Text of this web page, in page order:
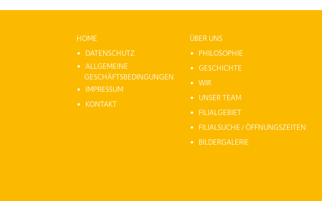
HOME
DATENSCHUTZ
ALLGEMEINE
GESCHÄFTSBEDINGUNGEN
IMPRESSUM
KONTAKT
ÜBER UNS
PHILOSOPHIE
GESCHICHTE
WIR
UNSER TEAM
FILIALGEBIET
FILIALSUCHE / ÖFFNUNGSZEITEN
BILDERGALERIE